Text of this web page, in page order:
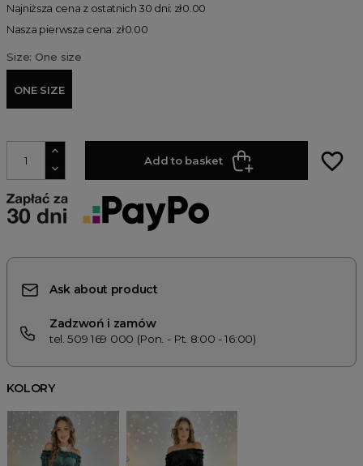
Najniższa cena z ostatnich 30 dni: zł0.00
Nasza pierwsza cena: zł0.00
Size: One size
ONE SIZE
Add to basket favorite_border
Ask about product
Zadzwoń i zamów
tel. 509 169 000 (Pon. - Pt. 8:00 - 16:00)
KOLORY